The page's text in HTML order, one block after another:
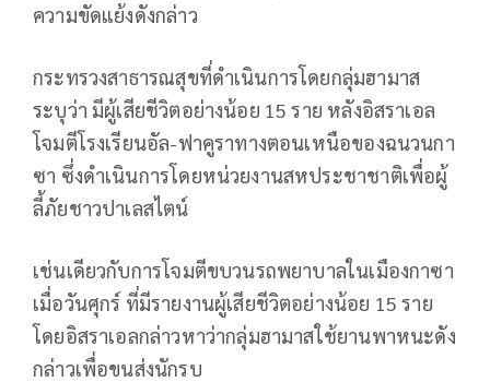
ความขัดแย้งดังกล่าว
กระทรวงสาธารณสุขที่ดำเนินการโดยกลุ่มฮามาส
ระบุว่า มีผู้เสียชีวิตอย่างน้อย 15 ราย หลังอิสราเอล
โจมตีโรงเรียนอัล-ฟาคูราทางตอนเหนือของฉนวนกา
ซา ซึ่งดำเนินการโดยหน่วยงานสหประชาชาติเพื่อผู้
ลี้ภัยชาวปาเลสไตน์
เช่นเดียวกับการโจมตีขบวนรถพยาบาลในเมืองกาซา
เมื่อวันศุกร์ ที่มีรายงานผู้เสียชีวิตอย่างน้อย 15 ราย
โดยอิสราเอลกล่าวหาว่ากลุ่มฮามาสใช้ยานพาหนะดัง
กล่าวเพื่อขนส่งนักรบ